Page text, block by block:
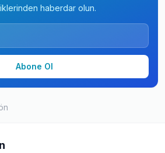
haberdar olun.
Abone Ol